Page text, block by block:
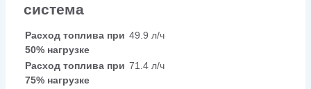
система
Расход топлива при
50% нагрузке
49.9 л/ч
Расход топлива при
75% нагрузке
71.4 л/ч